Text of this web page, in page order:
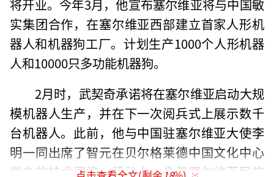
将开业。今年3月，他宣布塞尔维亚将与中国敏
实集团合作，在塞尔维亚西部建立首家人形机
器人和机器狗工厂。计划生产1000个人形机器
人和10000只多功能机器狗。
2月时，武契奇承诺将在塞尔维亚启动大规
模机器人生产，并在下一次阅兵式上展示数千
台机器人。此前，他与中国驻塞尔维亚大使李
明一同出席了智元在贝尔格莱德中国文化中心
举办的技术展演。活动上，身着塞尔维亚民族